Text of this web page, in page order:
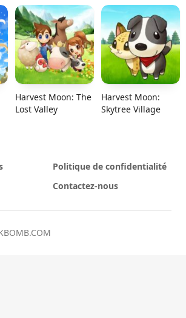
Harvest Moon: The
Lost Valley
Harvest Moon:
Skytree Village
Politique de confidentialité
Contactez-nous